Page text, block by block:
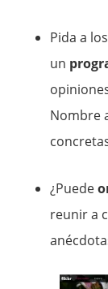
Pida a
un
Nombre
¿Puede
reunir a